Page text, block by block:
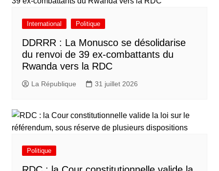
International Politique
DDRRR : La Monusco se désolidarise
du renvoi de 39 ex-combattants du
Rwanda vers la RDC
La République 31 juillet 2026
Politique